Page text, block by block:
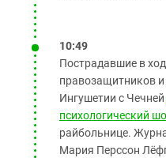
10:49
Пострадавшие в
правозащитников
Ингушетии с Чечней
психологический
райбольнице.
Мария Перссон